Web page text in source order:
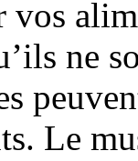
vos
ne
Le